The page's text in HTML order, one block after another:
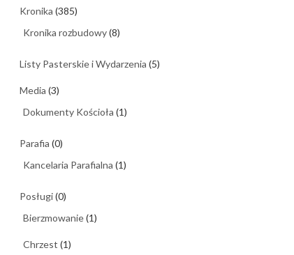
Kronika (385)
Kronika rozbudowy(8)
Listy Pasterskie i Wydarzenia (5)
Media (3)
Dokumenty Kościoła (1)
Parafia (0)
Kancelaria Parafialna (1)
Posługi(0)
Bierzmowanie(1)
Chrzest (1)